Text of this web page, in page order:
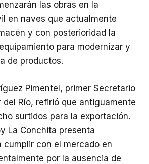
las obras en la
en naves que actualmente
y con posterioridad la
para modernizar y
de productos.
Pimentel, primer Secretario
del Río, refirió que antiguamente
surtidos para la exportación.
La Conchita presenta
cumplir con el mercado en
por la ausencia de